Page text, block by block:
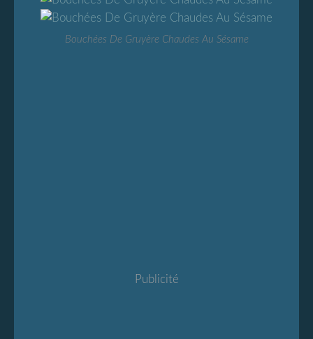
Bouchées De Gruyère Chaudes Au Sésame
Publicité